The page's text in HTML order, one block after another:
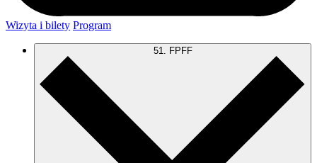
Wizyta i bilety Program
51. FPFF